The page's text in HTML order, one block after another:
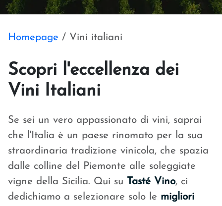
Homepage / Vini italiani
Scopri l'eccellenza dei
Vini Italiani
Se sei un vero appassionato di vini, saprai
che l'Italia è un paese rinomato per la sua
straordinaria tradizione vinicola, che spazia
dalle colline del Piemonte alle soleggiate
vigne della Sicilia. Qui su Tasté Vino, ci
dedichiamo a selezionare solo le migliori